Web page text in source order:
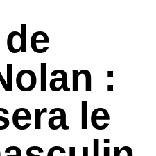
:
le